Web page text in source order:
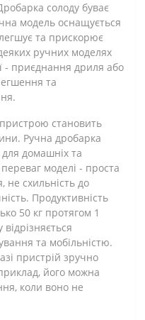
солоду буває
модель оснащується
та прискорює
ручних моделях
- приєднання дриля або
та
становить
Ручна дробарка
домашніх та
моделі - проста
не схильність до
Продуктивність
50 кг протягом 1
та мобільністю.
пристрій зручно
його можна
коли воно не